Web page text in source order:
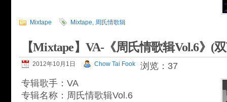
Mixtape Mixtape, 周氏情歌辑
【Mixtape】VA-《周氏情歌辑Vol.6》(
2012年10月1日 Chow Tai Fook
浏览：37
专辑歌手：VA
专辑名称：周氏情歌辑Vol.6